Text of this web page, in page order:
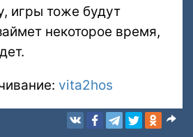
игры тоже будут
некоторое время,
vita2hos